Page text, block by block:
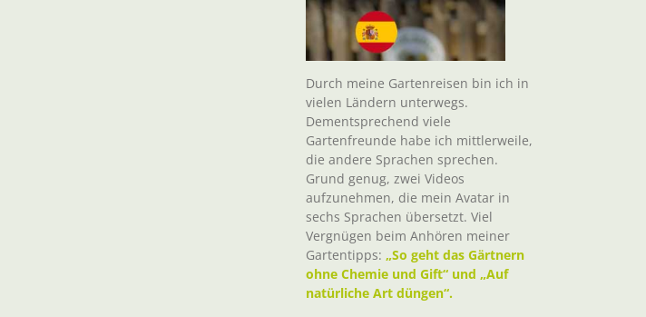
Durch meine Gartenreisen bin ich in
vielen Ländern unterwegs.
Dementsprechend viele
Gartenfreunde habe ich mittlerweile,
die andere Sprachen sprechen.
Grund genug, zwei Videos
aufzunehmen, die mein Avatar in
sechs Sprachen übersetzt. Viel
Vergnügen beim Anhören meiner
Gartentipps: „So geht das Gärtnern
ohne Chemie und Gift“ und „Auf
natürliche Art düngen“.